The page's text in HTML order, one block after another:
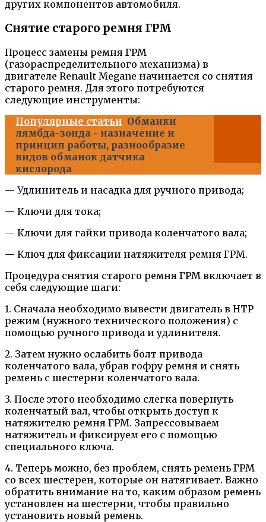
других компонентов автомобиля.
Снятие старого ремня ГРМ
Процесс замены ремня ГРМ
(газораспределительного механизма) в
двигателе Renault Megane начинается со снятия
старого ремня. Для этого потребуются
следующие инструменты:
Популярные статьи Обманки
лямбда-зонда - назначение и
принцип работы, разнообразие
видов обманок датчика
кислорода
— Удлинитель и насадка для ручного привода;
— Ключи для тока;
— Ключи для гайки привода коленчатого вала;
— Ключ для фиксации натяжителя ремня ГРМ.
Процедура снятия старого ремня ГРМ включает в
себя следующие шаги:
1. Сначала необходимо вывести двигатель в НТР
режим (нужного технического положения) с
помощью ручного привода и удлинителя.
2. Затем нужно ослабить болт привода
коленчатого вала, убрав гофру ремня и снять
ремень с шестерни коленчатого вала.
3. После этого необходимо слегка повернуть
коленчатый вал, чтобы открыть доступ к
натяжителю ремня ГРМ. Запрессовываем
натяжитель и фиксируем его с помощью
специального ключа.
4. Теперь можно, без проблем, снять ремень ГРМ
со всех шестерен, которые он натягивает. Важно
обратить внимание на то, каким образом ремень
установлен на шестерни, чтобы правильно
установить новый ремень.